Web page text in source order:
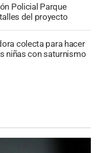
Policial Parque
del proyecto
colecta para hacer
niñas con saturnismo